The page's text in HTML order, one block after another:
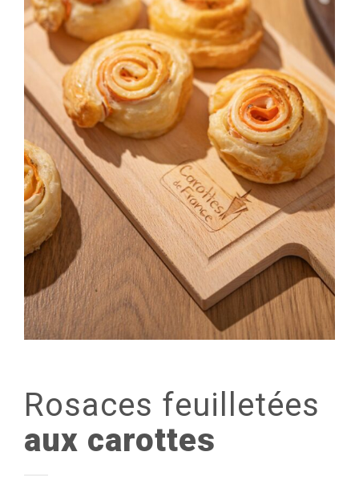
Rosaces feuilletées
aux carottes